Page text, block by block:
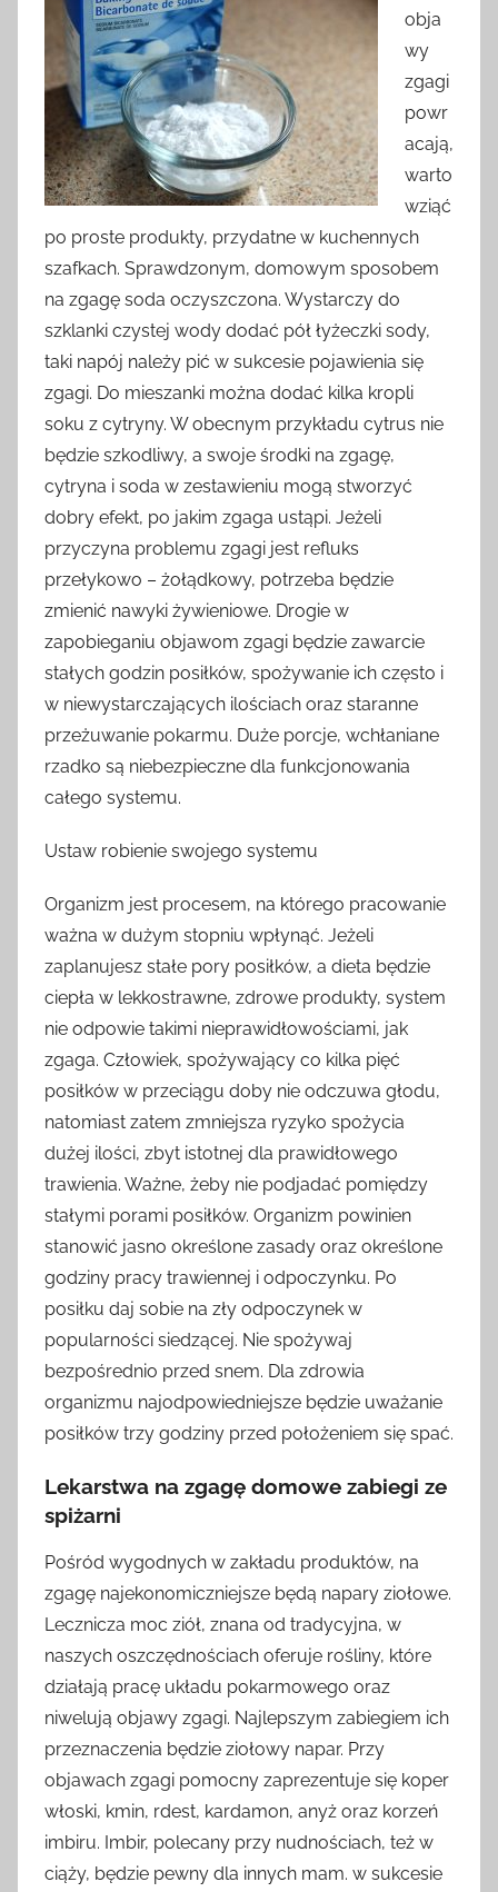
obja
wy
zgagi
powr
acają,
warto
wziąć
po proste produkty, przydatne w kuchennych
szafkach. Sprawdzonym, domowym sposobem
na zgagę soda oczyszczona. Wystarczy do
szklanki czystej wody dodać pół łyżeczki sody,
taki napój należy pić w sukcesie pojawienia się
zgagi. Do mieszanki można dodać kilka kropli
soku z cytryny. W obecnym przykładu cytrus nie
będzie szkodliwy, a swoje środki na zgagę,
cytryna i soda w zestawieniu mogą stworzyć
dobry efekt, po jakim zgaga ustąpi. Jeżeli
przyczyna problemu zgagi jest refluks
przełykowo – żołądkowy, potrzeba będzie
zmienić nawyki żywieniowe. Drogie w
zapobieganiu objawom zgagi będzie zawarcie
stałych godzin posiłków, spożywanie ich często i
w niewystarczających ilościach oraz staranne
przeżuwanie pokarmu. Duże porcje, wchłaniane
rzadko są niebezpieczne dla funkcjonowania
całego systemu.
Ustaw robienie swojego systemu
Organizm jest procesem, na którego pracowanie
ważna w dużym stopniu wpłynąć. Jeżeli
zaplanujesz stałe pory posiłków, a dieta będzie
ciepła w lekkostrawne, zdrowe produkty, system
nie odpowie takimi nieprawidłowościami, jak
zgaga. Człowiek, spożywający co kilka pięć
posiłków w przeciągu doby nie odczuwa głodu,
natomiast zatem zmniejsza ryzyko spożycia
dużej ilości, zbyt istotnej dla prawidłowego
trawienia. Ważne, żeby nie podjadać pomiędzy
stałymi porami posiłków. Organizm powinien
stanowić jasno określone zasady oraz określone
godziny pracy trawiennej i odpoczynku. Po
posiłku daj sobie na zły odpoczynek w
popularności siedzącej. Nie spożywaj
bezpośrednio przed snem. Dla zdrowia
organizmu najodpowiedniejsze będzie uważanie
posiłków trzy godziny przed położeniem się spać.
Lekarstwa na zgagę domowe zabiegi ze
spiżarni
Pośród wygodnych w zakładu produktów, na
zgagę najekonomiczniejsze będą napary ziołowe.
Lecznicza moc ziół, znana od tradycyjna, w
naszych oszczędnościach oferuje rośliny, które
działają pracę układu pokarmowego oraz
niwelują objawy zgagi. Najlepszym zabiegiem ich
przeznaczenia będzie ziołowy napar. Przy
objawach zgagi pomocny zaprezentuje się koper
włoski, kmin, rdest, kardamon, anyż oraz korzeń
imbiru. Imbir, polecany przy nudnościach, też w
ciąży, będzie pewny dla innych mam. w sukcesie